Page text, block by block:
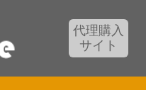
代理購入
サイト